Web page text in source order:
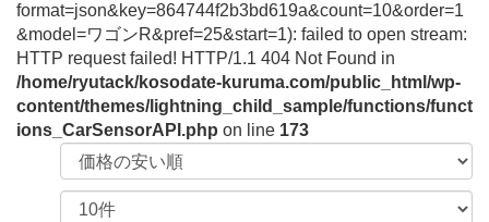
format=json&key=864744f2b3bd619a&count=10&order=1
&model=ワゴンR&pref=25&start=1): failed to open stream:
HTTP request failed! HTTP/1.1 404 Not Found in
/home/ryutack/kosodate-kuruma.com/public_html/wp-
content/themes/lightning_child_sample/functions/funct
ions_CarSensorAPI.php on line 173